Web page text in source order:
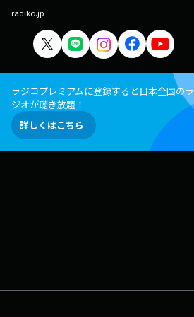
radiko.jp
ラジコプレミアムに登録すると日本全国のラ
ジオが聴き放題！
詳しくはこちら